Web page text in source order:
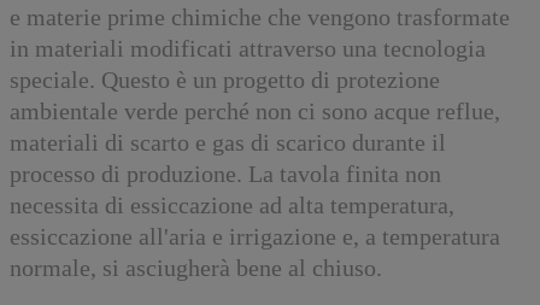
e materie prime chimiche che vengono trasformate
in materiali modificati attraverso una tecnologia
speciale. Questo è un progetto di protezione
ambientale verde perché non ci sono acque reflue,
materiali di scarto e gas di scarico durante il
processo di produzione. La tavola finita non
necessita di essiccazione ad alta temperatura,
essiccazione all'aria e irrigazione e, a temperatura
normale, si asciugherà bene al chiuso.